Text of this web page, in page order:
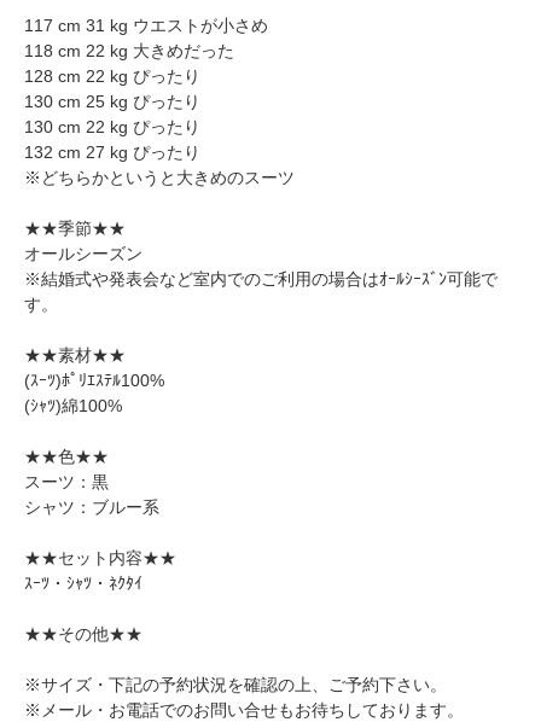
117 cm 31 kg ウエストが小さめ
118 cm 22 kg 大きめだった
128 cm 22 kg ぴったり
130 cm 25 kg ぴったり
130 cm 22 kg ぴったり
132 cm 27 kg ぴったり
※どちらかというと大きめのスーツ
★★季節★★
オールシーズン
※結婚式や発表会など室内でのご利用の場合はｵｰﾙｼｰｽﾞﾝ可能で
す。
★★素材★★
(ｽｰﾂ)ﾎﾟﾘｴｽﾃﾙ100%
(ｼｬﾂ)綿100%
★★色★★
スーツ：黒
シャツ：ブルー系
★★セット内容★★
ｽｰﾂ・ｼｬﾂ・ﾈｸﾀｲ
★★その他★★
※サイズ・下記の予約状況を確認の上、ご予約下さい。
※メール・お電話でのお問い合せもお待ちしております。